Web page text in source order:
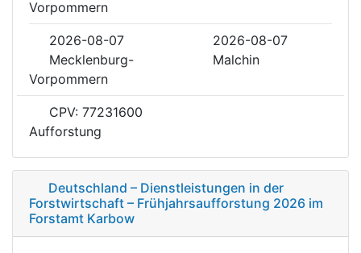
Vorpommern
2026-08-07
2026-08-07
Mecklenburg-
Vorpommern
Malchin
CPV: 77231600
Aufforstung
Deutschland – Dienstleistungen in der
Forstwirtschaft – Frühjahrsaufforstung 2026 im
Forstamt Karbow